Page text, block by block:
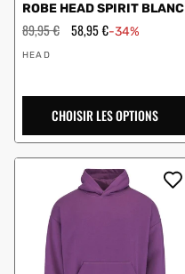
ROBE HEAD SPIRIT BLANC
Prix
régulier
89,95 € Prix
en
58,95 €-34%
Vendeur
HEAD
CHOISIR LES OPTIONS